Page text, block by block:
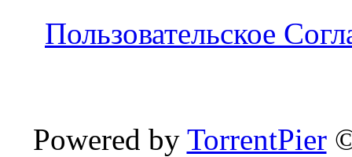
Пользовательское
Powered by TorrentPier